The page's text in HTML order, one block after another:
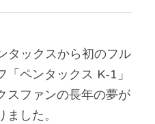
タックスから初のフル
ペンタックス K-1」
スファンの長年の夢が
した。